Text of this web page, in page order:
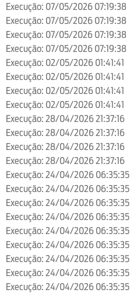
Execução: 07/05/2026 07:19:38
Execução: 07/05/2026 07:19:38
Execução: 07/05/2026 07:19:38
Execução: 07/05/2026 07:19:38
Execução: 02/05/2026 01:41:41
Execução: 02/05/2026 01:41:41
Execução: 02/05/2026 01:41:41
Execução: 02/05/2026 01:41:41
Execução: 28/04/2026 21:37:16
Execução: 28/04/2026 21:37:16
Execução: 28/04/2026 21:37:16
Execução: 28/04/2026 21:37:16
Execução: 24/04/2026 06:35:35
Execução: 24/04/2026 06:35:35
Execução: 24/04/2026 06:35:35
Execução: 24/04/2026 06:35:35
Execução: 24/04/2026 06:35:35
Execução: 24/04/2026 06:35:35
Execução: 24/04/2026 06:35:35
Execução: 24/04/2026 06:35:35
Execução: 24/04/2026 06:35:35